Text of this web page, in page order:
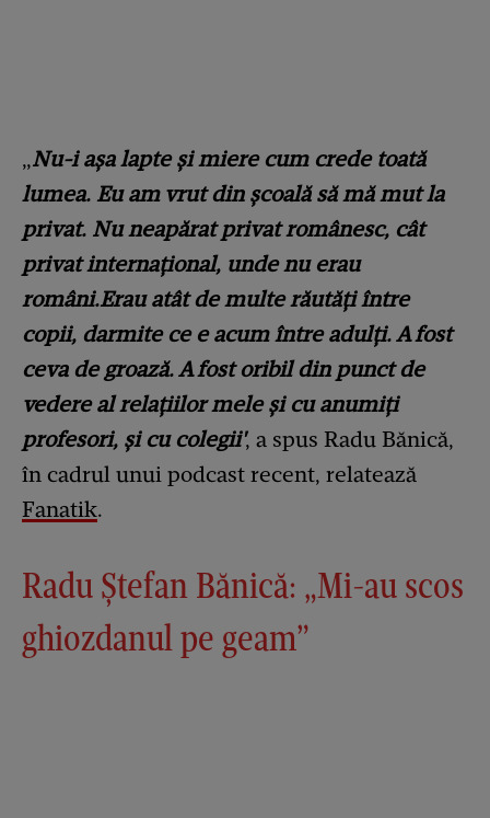
„Nu-i așa lapte și miere cum crede toată
lumea. Eu am vrut din școală să mă mut la
privat. Nu neapărat privat românesc, cât
privat internațional, unde nu erau
români.Erau atât de multe răutăți între
copii, darmite ce e acum între adulți. A fost
ceva de groază. A fost oribil din punct de
vedere al relațiilor mele și cu anumiți
profesori, și cu colegii', a spus Radu Bănică,
în cadrul unui podcast recent, relatează
Fanatik.
Radu Ștefan Bănică: „Mi-au scos
ghiozdanul pe geam”